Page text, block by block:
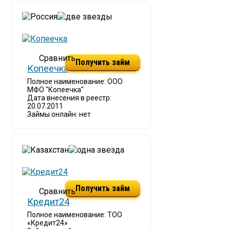
Копеечка
Полное наименование: ООО
МФО "Копеечка"
Дата внесения в реестр:
20.07.2011
Займы онлайн: нет
Получить займ
Кредит24
Полное наименование: ТОО
«Кредит24»
Получить займ